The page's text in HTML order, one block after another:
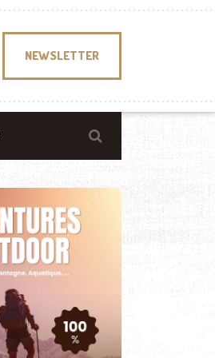
NEWSLETTER